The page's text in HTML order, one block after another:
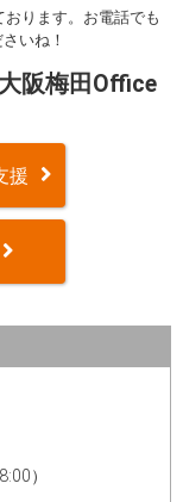
ります。お電話でも
いね！
阪梅田Office
援
）